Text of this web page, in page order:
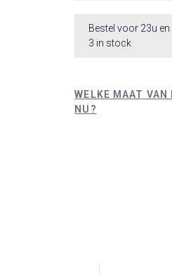
Bestel voor 23u en
3 in stock
WELKE MAAT VAN
NU?